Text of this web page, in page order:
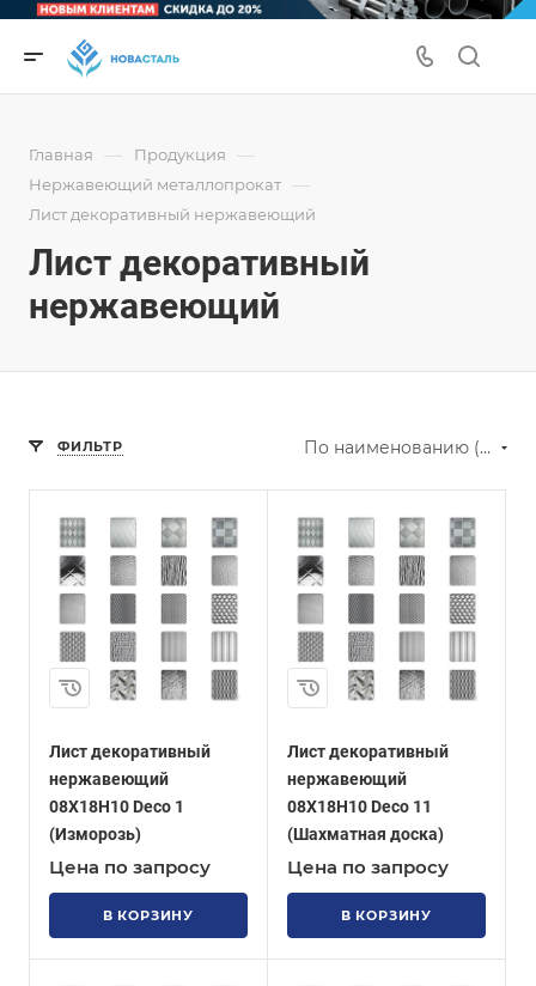
Главная — Продукция —
Нержавеющий металлопрокат —
Лист декоративный нержавеющий
Лист декоративный
нержавеющий
ФИЛЬТР По наименованию (А-Я)
Лист декоративный
нержавеющий
08Х18Н10 Deco 1
(Изморозь)
Цена по запросу
В КОРЗИНУ
Лист декоративный
нержавеющий
08Х18Н10 Deco 11
(Шахматная доска)
Цена по запросу
В КОРЗИНУ